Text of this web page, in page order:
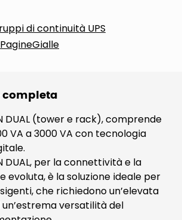
di continuità UPS
PagineGialle
completa
DUAL (tower e rack), comprende
VA a 3000 VA con tecnologia
DUAL, per la connettività e la
evoluta, è la soluzione ideale per
che richiedono un’elevata
versatilità del